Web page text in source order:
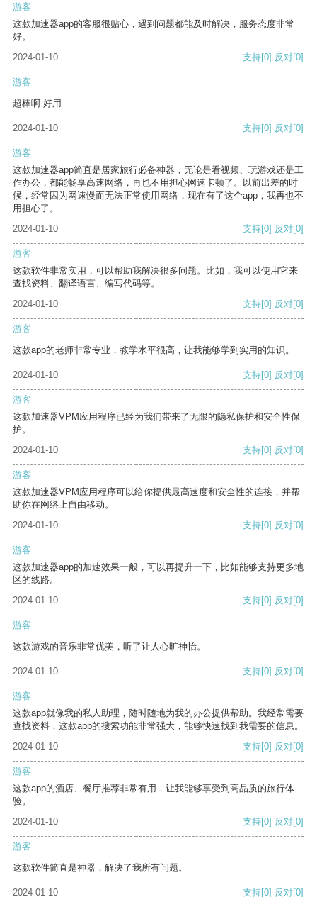
游客
这款加速器app的客服很贴心，遇到问题都能及时解决，服务态度非常
好。
2024-01-10
支持[0] 反对[0]
游客
超棒啊 好用
2024-01-10 支持[0] 反对[0]
游客
这款加速器app简直是居家旅行必备神器，无论是看视频、玩游戏还是工
作办公，都能畅享高速网络，再也不用担心网速卡顿了。以前出差的时
候，经常因为网速慢而无法正常使用网络，现在有了这个app，我再也不
用担心了。
2024-01-10
支持[0] 反对[0]
游客
这款软件非常实用，可以帮助我解决很多问题。比如，我可以使用它来
查找资料、翻译语言、编写代码等。
2024-01-10
支持[0] 反对[0]
游客
这款app的老师非常专业，教学水平很高，让我能够学到实用的知识。
2024-01-10 支持[0] 反对[0]
游客
这款加速器VPM应用程序已经为我们带来了无限的隐私保护和安全性保
护。
2024-01-10
支持[0] 反对[0]
游客
这款加速器VPM应用程序可以给你提供最高速度和安全性的连接，并帮
助你在网络上自由移动。
2024-01-10
支持[0] 反对[0]
游客
这款加速器app的加速效果一般，可以再提升一下，比如能够支持更多地
区的线路。
2024-01-10
支持[0] 反对[0]
游客
这款游戏的音乐非常优美，听了让人心旷神怡。
2024-01-10 支持[0] 反对[0]
游客
这款app就像我的私人助理，随时随地为我的办公提供帮助。我经常需要
查找资料，这款app的搜索功能非常强大，能够快速找到我需要的信息。
2024-01-10
支持[0] 反对[0]
游客
这款app的酒店、餐厅推荐非常有用，让我能够享受到高品质的旅行体
验。
2024-01-10
支持[0] 反对[0]
游客
这款软件简直是神器，解决了我所有问题。
2024-01-10 支持[0] 反对[0]